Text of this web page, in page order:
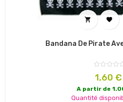
 
Bandana De Pirate
Prix
1,60 €
A partir de
Quantité